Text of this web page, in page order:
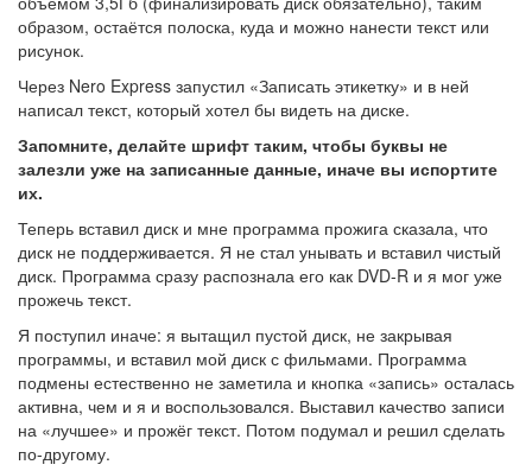
образом, остаётся полоска, куда и можно нанести текст или
рисунок.
Через Nero Express запустил «Записать этикетку» и в ней
написал текст, который хотел бы видеть на диске.
Запомните, делайте шрифт таким, чтобы буквы не
залезли уже на записанные данные, иначе вы испортите
их.
Теперь вставил диск и мне программа прожига сказала, что
диск не поддерживается. Я не стал унывать и вставил чистый
диск. Программа сразу распознала его как DVD-R и я мог уже
прожечь текст.
Я поступил иначе: я вытащил пустой диск, не закрывая
программы, и вставил мой диск с фильмами. Программа
подмены естественно не заметила и кнопка «запись» осталась
активна, чем и я и воспользовался. Выставил качество записи
на «лучшее» и прожёг текст. Потом подумал и решил сделать
по-другому.